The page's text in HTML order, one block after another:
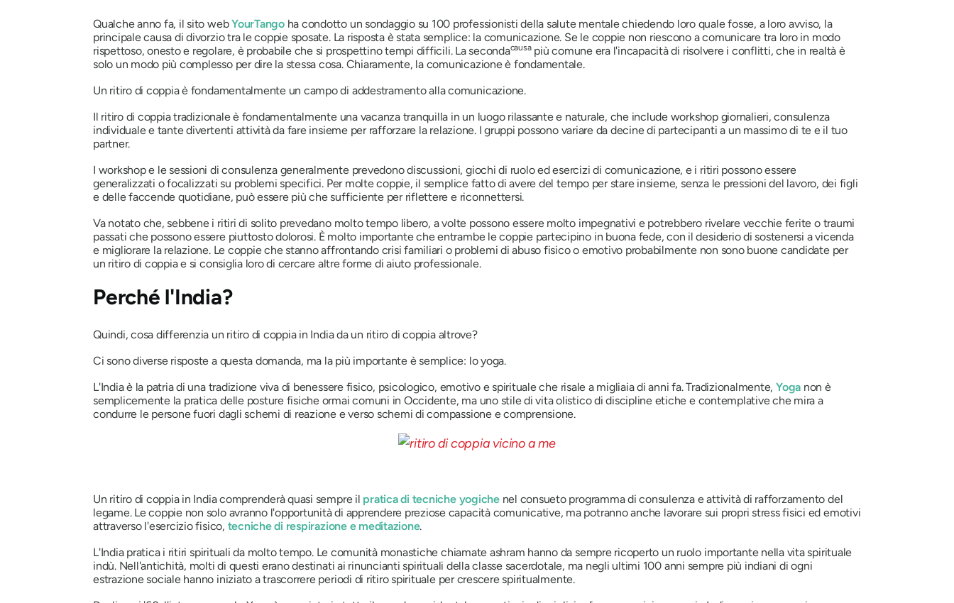
Qualche anno fa, il sito webYourTangoha condotto un sondaggio su 100 professionisti della salute mentale chiedendo loro quale fosse, a loro avviso, la
principale causa di divorzio tra le coppie sposate. La risposta è stata semplice: la comunicazione. Se le coppie non riescono a comunicare tra loro in modo
rispettoso, onesto e regolare, è probabile che si prospettino tempi difficili. La secondacausapiù comune era l'incapacità di risolvere i conflitti, che in realtà è
solo un modo più complesso per dire la stessa cosa. Chiaramente, la comunicazione è fondamentale.
Un ritiro di coppia è fondamentalmente un campo di addestramento alla comunicazione.
Il ritiro di coppia tradizionale è fondamentalmente una vacanza tranquilla in un luogo rilassante e naturale, che include workshop giornalieri, consulenza
individuale e tante divertenti attività da fare insieme per rafforzare la relazione. I gruppi possono variare da decine di partecipanti a un massimo di te e il tuo
partner.
I workshop e le sessioni di consulenza generalmente prevedono discussioni, giochi di ruolo ed esercizi di comunicazione, e i ritiri possono essere
generalizzati o focalizzati su problemi specifici. Per molte coppie, il semplice fatto di avere del tempo per stare insieme, senza le pressioni del lavoro, dei figli
e delle faccende quotidiane, può essere più che sufficiente per riflettere e riconnettersi.
Va notato che, sebbene i ritiri di solito prevedano molto tempo libero, a volte possono essere molto impegnativi e potrebbero rivelare vecchie ferite o traumi
passati che possono essere piuttosto dolorosi. È molto importante che entrambe le coppie partecipino in buona fede, con il desiderio di sostenersi a vicenda
e migliorare la relazione. Le coppie che stanno affrontando crisi familiari o problemi di abuso fisico o emotivo probabilmente non sono buone candidate per
un ritiro di coppia e si consiglia loro di cercare altre forme di aiuto professionale.
Perché l'India?
Quindi, cosa differenzia un ritiro di coppia in India da un ritiro di coppia altrove?
Ci sono diverse risposte a questa domanda, ma la più importante è semplice: lo yoga.
L'India è la patria di una tradizione viva di benessere fisico, psicologico, emotivo e spirituale che risale a migliaia di anni fa. Tradizionalmente, Yoga non è
semplicemente la pratica delle posture fisiche ormai comuni in Occidente, ma uno stile di vita olistico di discipline etiche e contemplative che mira a
condurre le persone fuori dagli schemi di reazione e verso schemi di compassione e comprensione.
Un ritiro di coppia in India comprenderà quasi sempre il pratica di tecniche yogichenel consueto programma di consulenza e attività di rafforzamento del
legame. Le coppie non solo avranno l'opportunità di apprendere preziose capacità comunicative, ma potranno anche lavorare sui propri stress fisici ed emotivi
attraverso l'esercizio fisico, tecniche di respirazione e meditazione.
L'India pratica i ritiri spirituali da molto tempo. Le comunità monastiche chiamate ashram hanno da sempre ricoperto un ruolo importante nella vita spirituale
indù. Nell'antichità, molti di questi erano destinati ai rinuncianti spirituali della classe sacerdotale, ma negli ultimi 100 anni sempre più indiani di ogni
estrazione sociale hanno iniziato a trascorrere periodi di ritiro spirituale per crescere spiritualmente.